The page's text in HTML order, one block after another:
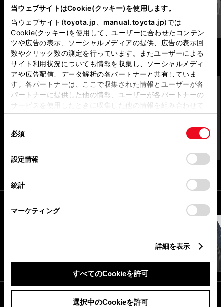
当ウェブサイトはCookie(クッキー)を使用します。
当ウェブサイト(toyota.jp manual.toyota.jp)では
Cookie(クッキー)を使用して、ユーザーに合わせたコンテン
ツや広告の表示、ソーシャルメディアの提供、広告の表示回
数やクリック数の測定を行っています。またユーザーによる
サイト利用状況についても情報を収集し、ソーシャルメディ
アや広告配信、データ解析の各パートナーと共有していま
す。各パートナーは、ここで収集された情報とユーザーが各
パートナーに提供した他の情報、ユーザーが各パートナーの
サービスを使用したときに収集した他の情報を組み合わせて
使用することがあります。当ウェブサイトの使用を続行する
デバイスにすべてのCookie(クッキー)が保存されることに同
意したことになります。Cookie(クッキー)のオプトアウト、
設定の変更、同意を撤回したりするにあたっては、当社の
「Cookie（クッキー）情報の取り扱いについて
」をご覧くだ
必須
設定情報
統計
マーケティング
詳細を表示
すべてのCookieを許可
選択中のCookieを許可
*3
燃料消費率（国土交通省審査値）*1
619 L
最小回転半径